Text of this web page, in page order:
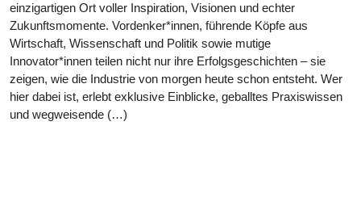
einzigartigen Ort voller Inspiration, Visionen und echter
Zukunftsmomente. Vordenker*innen, führende Köpfe aus
Wirtschaft, Wissenschaft und Politik sowie mutige
Innovator*innen teilen nicht nur ihre Erfolgsgeschichten – sie
zeigen, wie die Industrie von morgen heute schon entsteht. Wer
hier dabei ist, erlebt exklusive Einblicke, geballtes Praxiswissen
und wegweisende (…)